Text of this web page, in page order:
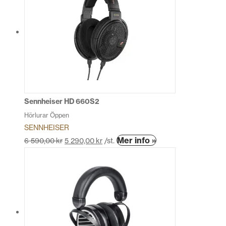
varianter.
De
olika
alternativen
Sennheiser HD 660S2
Hörlurar Öppen
SENNHEISER
6 590,00kr 5 290,00 kr /st. Mer info »Den